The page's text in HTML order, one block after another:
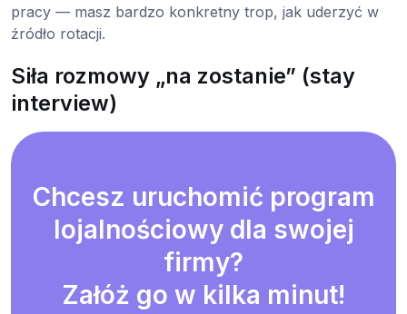
pracy — masz bardzo konkretny trop, jak uderzyć w
źródło rotacji.
Siła rozmowy „na zostanie” (stay
interview)
Chcesz uruchomić program
lojalnościowy dla swojej
firmy?
Załóż go w kilka minut!